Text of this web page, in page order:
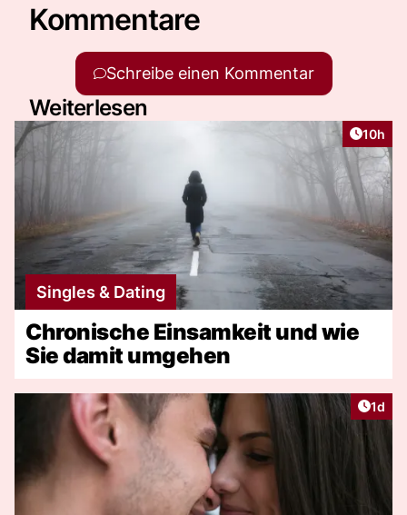
Kommentare
Schreibe einen Kommentar
Weiterlesen
Artikel
10h
Singles & Dating
Chronische Einsamkeit und wie
Sie damit umgehen
1d